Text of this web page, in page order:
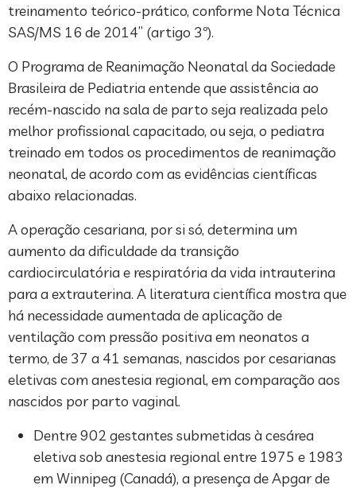
treinamento teórico-prático, conforme Nota Técnica
SAS/MS 16 de 2014” (artigo 3º).
O Programa de Reanimação Neonatal da Sociedade
Brasileira de Pediatria entende que assistência ao
recém-nascido na sala de parto seja realizada pelo
melhor profissional capacitado, ou seja, o pediatra
treinado em todos os procedimentos de reanimação
neonatal, de acordo com as evidências científicas
abaixo relacionadas.
A operação cesariana, por si só, determina um
aumento da dificuldade da transição
cardiocirculatória e respiratória da vida intrauterina
para a extrauterina. A literatura científica mostra que
há necessidade aumentada de aplicação de
ventilação com pressão positiva em neonatos a
termo, de 37 a 41 semanas, nascidos por cesarianas
eletivas com anestesia regional, em comparação aos
nascidos por parto vaginal.
Dentre 902 gestantes submetidas à cesárea
eletiva sob anestesia regional entre 1975 e 1983
em Winnipeg (Canadá), a presença de Apgar de